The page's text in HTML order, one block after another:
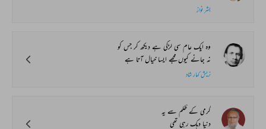
بشر نواز
وہ ایک عام سی لڑکی ہے دیکھ کر جس کو
نہ جانے کیوں مجھے ایسا خیال آتا ہے
نریش کمار شاد
گرمی کے ظلم سے یہ
دنیا دہک رہی تھی